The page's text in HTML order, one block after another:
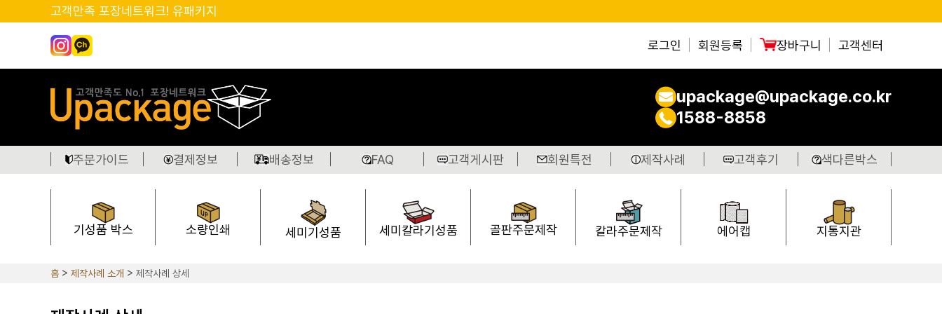
고객만족 포장네트워크! 유패키지
로그인 회원등록 장바구니 고객센터
upackage@upackage.co.kr
1588-8858
주문가이드 결제정보 배송정보 FAQ 고객게시판 회원특전 제작사례 고객후기 색다른박스
기성품 박스 소량인쇄 세미기성품 세미칼라기성품 골판주문제작 칼라주문제작 에어캡 지통지관
홈 제작사례 소개 제작사례 상세